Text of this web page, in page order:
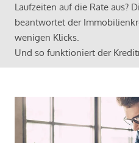
Laufzeiten auf die Rate aus?
beantwortet der
wenigen Klicks.
Und so funktioniert der